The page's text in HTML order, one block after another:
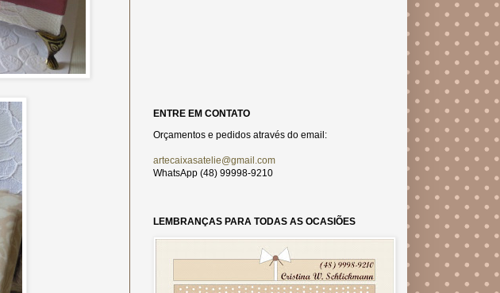
ENTRE EM CONTATO
Orçamentos e pedidos através do email:
artecaixasatelie@gmail.com
WhatsApp (48) 99998-9210
LEMBRANÇAS PARA TODAS AS OCASIÕES